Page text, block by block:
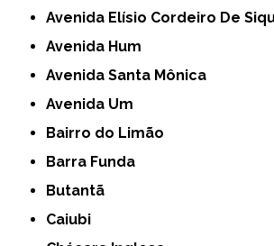
Avenida Elísio Cordeiro De
Avenida Hum
Avenida Santa Mônica
Avenida Um
Bairro do Limão
Barra Funda
Butantã
Caiubi